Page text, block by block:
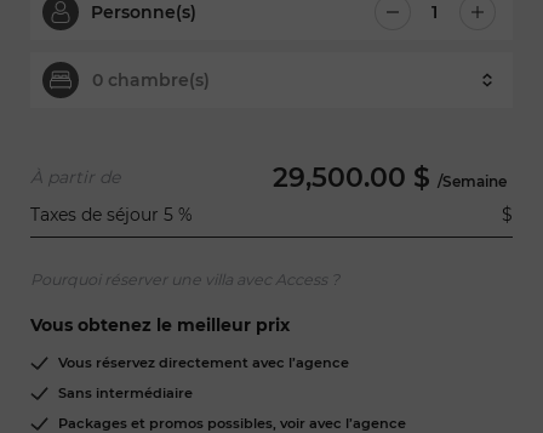
Personne(s)
0 chambre(s)
À partir de 29,500.00 $ /Semaine
Taxes de séjour 5 % $
Pourquoi réserver une villa avec Access ?
Vous obtenez le meilleur prix
Vous réservez directement avec l’agence
Sans intermédiaire
Packages et promos possibles, voir avec l’agence